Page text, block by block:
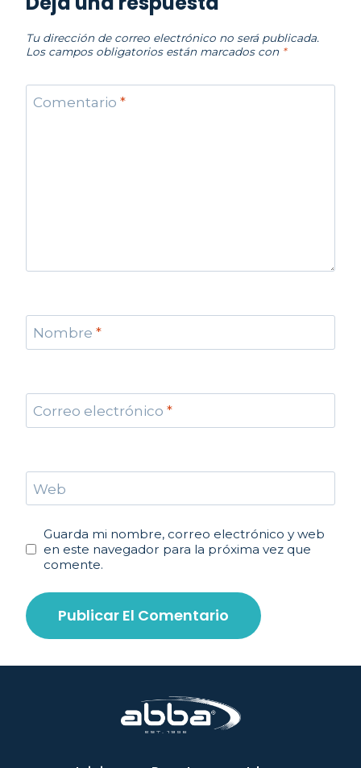
Tu dirección de correo electrónico no será publicada.
Los campos obligatorios están marcados con *
Comentario *
Nombre *
Correo electrónico *
Web
Guarda mi nombre, correo electrónico y web
en este navegador para la próxima vez que
comente.